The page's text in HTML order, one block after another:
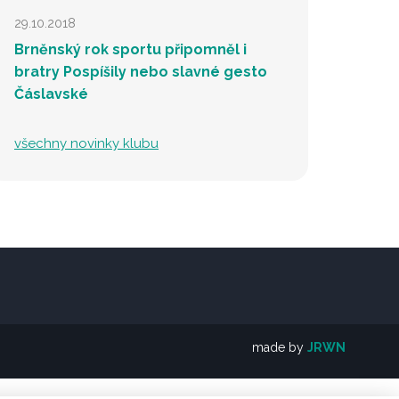
29.10.2018
Brněnský rok sportu připomněl i
bratry Pospíšily nebo slavné gesto
Čáslavské
všechny novinky klubu
made by JRWN